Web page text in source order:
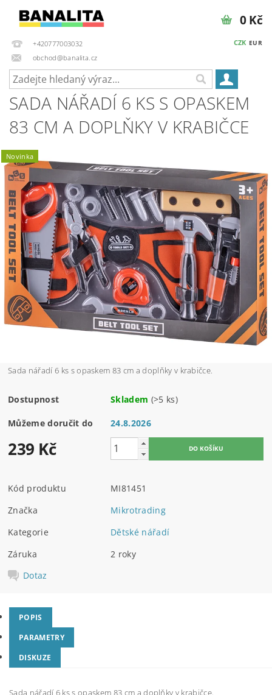
+420777003032
obchod@banalita.cz
CZK EUR
0 Kč
SADA NÁŘADÍ 6 KS S OPASKEM
83 CM A DOPLŇKY V KRABIČCE
Novinka
Sada nářadí 6 ks s opaskem 83 cm a doplňky v krabičce.
Dostupnost Skladem (>5 ks)
Můžeme doručit do 24.8.2026
239 Kč
Kód produktu
MI81451
Značka
Mikrotrading
Kategorie
Dětské nářadí
Záruka
2 roky
Dotaz
POPIS
PARAMETRY
DISKUZE
Sada nářadí 6 ks s opaskem 83 cm a doplňky v krabičce.